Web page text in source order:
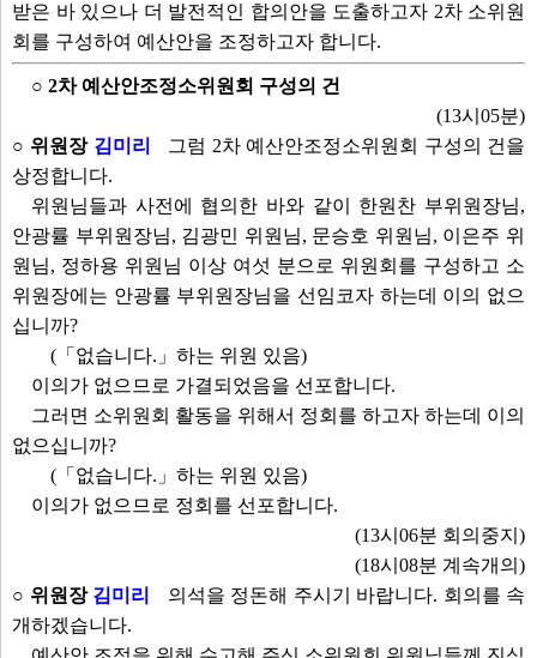
받은 바 있으나 더 발전적인 합의안을 도출하고자 2차 소위원
회를 구성하여 예산안을 조정하고자 합니다.
○ 2차 예산안조정소위원회 구성의 건
(13시05분)
○ 위원장 김미리
그럼 2차 예산안조정소위원회 구성의 건을
상정합니다.
위원님들과 사전에 협의한 바와 같이 한원찬 부위원장님,
안광률 부위원장님, 김광민 위원님, 문승호 위원님, 이은주 위
원님, 정하용 위원님 이상 여섯 분으로 위원회를 구성하고 소
위원장에는 안광률 부위원장님을 선임코자 하는데 이의 없으
십니까?
(「없습니다.」하는 위원 있음)
이의가 없으므로 가결되었음을 선포합니다.
그러면 소위원회 활동을 위해서 정회를 하고자 하는데 이의
없으십니까?
(「없습니다.」하는 위원 있음)
이의가 없으므로 정회를 선포합니다.
(13시06분 회의중지)
(18시08분 계속개의)
○ 위원장 김미리
의석을 정돈해 주시기 바랍니다. 회의를 속
개하겠습니다.